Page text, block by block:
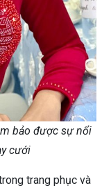
bảo được sự nổi
cưới
trang phục và